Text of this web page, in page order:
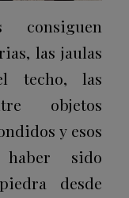
consiguen
las jaulas
techo, las
objetos
y esos
sido
desde